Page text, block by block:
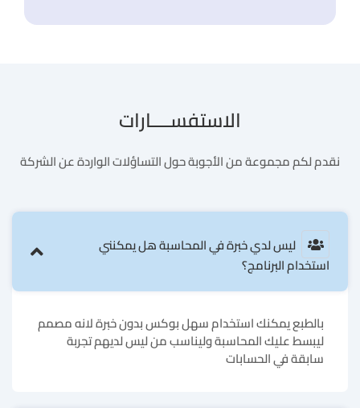
الاستفســــارات
نقدم لكم مجموعة من الأجوبة حول التساؤلات الواردة عن الشركة
ليس لدي خبرة في المحاسبة هل يمكنني
استخدام البرنامج؟
بالطبع يمكنك استخدام سهل بوكس بدون خبرة لانه مصمم
ليبسط عليك المحاسبة وليناسب من ليس لديهم تجربة
سابقة في الحسابات